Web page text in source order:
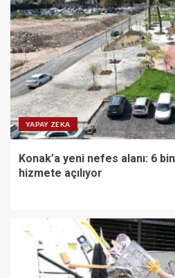
YAPAY ZEKA
Konak’a yeni nefes alanı: 6
hizmete açılıyor